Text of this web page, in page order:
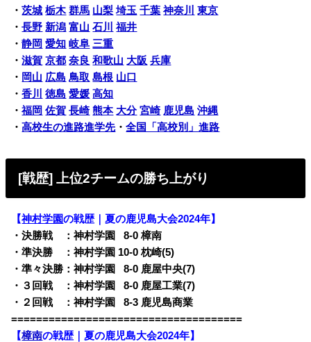
・茨城 栃木 群馬 山梨 埼玉 千葉 神奈川
東京
・長野 新潟 富山 石川
福井
・静岡 愛知 岐阜 三重
・滋賀 京都 奈良 和歌山 大阪 兵庫
・ 岡山 広島 鳥取 島根 山口
・香川 徳島 愛媛 高知
・福岡 佐賀 長崎 熊本 大分 宮崎 鹿児島 沖縄
・高校生の進路進学先・全国「高校別」進路
[戦歴] 上位2チームの勝ち上がり
【神村学園の戦歴｜夏の鹿児島大会2024年】
・決勝戦 ：神村学園
08-0 樟南
・準決勝 ：神村学園 10-0 枕崎(5)
・準々決勝：神村学園
08-0 鹿屋中央(7)
・３回戦 ：神村学園
08-0 鹿屋工業(7)
・２回戦 ：神村学園
08-3 鹿児島商業
=====================================
【樟南の戦歴｜夏の鹿児島大会2024年】